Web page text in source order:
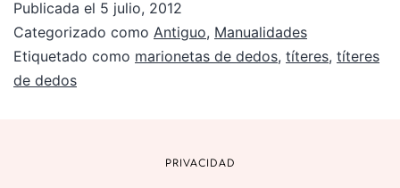
Publicada el 5 julio, 2012
Categorizado como Antiguo, Manualidades
Etiquetado como marionetas de dedos, títeres, títeres
de dedos
PRIVACIDAD